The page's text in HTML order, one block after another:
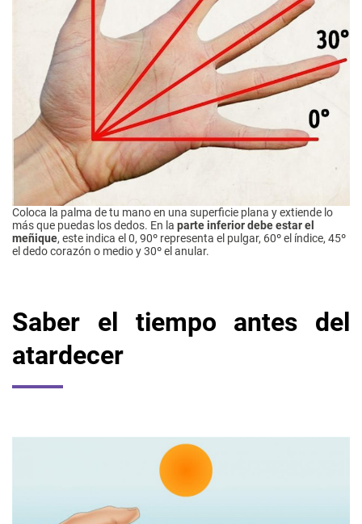
Coloca la palma de tu mano en una superficie plana y extiende lo
más que puedas los dedos. En la parte inferior debe estar el
meñique, este indica el 0, 90º representa el pulgar, 60º el índice, 45º
el dedo corazón o medio y 30º el anular.
Saber el tiempo antes del
atardecer